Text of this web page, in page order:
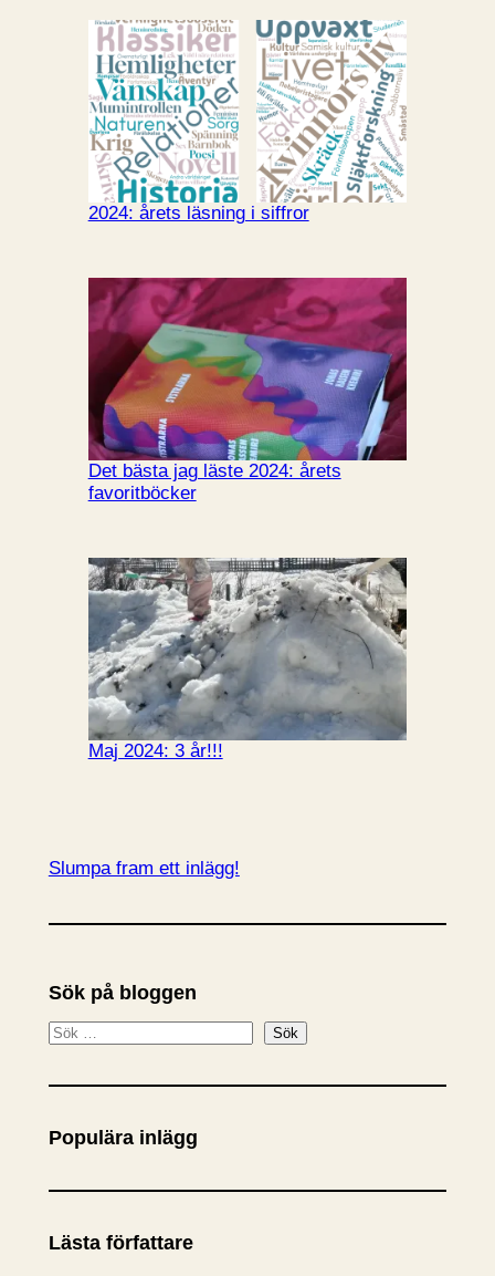
2024: årets läsning i siffror
Det bästa jag läste 2024: årets
favoritböcker
Maj 2024: 3 år!!!
Slumpa fram ett inlägg!
Sök på bloggen
S
k
Sök
Populära inlägg
Lästa författare